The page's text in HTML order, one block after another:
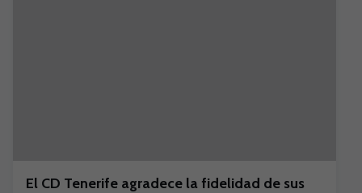
El CD Tenerife agradece la fidelidad de sus